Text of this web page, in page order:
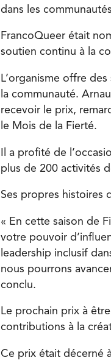
dans les
FrancoQueer était
soutien continu à la
L’organisme offre
la communauté.
recevoir le prix,
le Mois de la Fierté.
Il a profité de
plus de 200 activités
Ses propres histoires
« En cette saison de
votre pouvoir
leadership inclusif
nous pourrons
conclu.
Le prochain prix à
contributions à la
Ce prix était décerné